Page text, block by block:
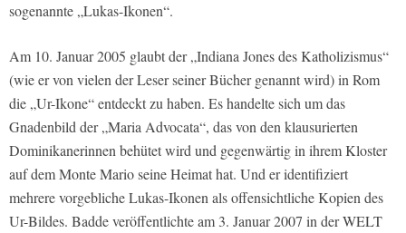
sogenannte „Lukas-Ikonen“.
Am 10. Januar 2005 glaubt der „Indiana Jones des Katholizismus“
(wie er von vielen der Leser seiner Bücher genannt wird) in Rom
die „Ur-Ikone“ entdeckt zu haben. Es handelte sich um das
Gnadenbild der „Maria Advocata“, das von den klausurierten
Dominikanerinnen behütet wird und gegenwärtig in ihrem Kloster
auf dem Monte Mario seine Heimat hat. Und er identifiziert
mehrere vorgebliche Lukas-Ikonen als offensichtliche Kopien des
Ur-Bildes. Badde veröffentlichte am 3. Januar 2007 in der WELT